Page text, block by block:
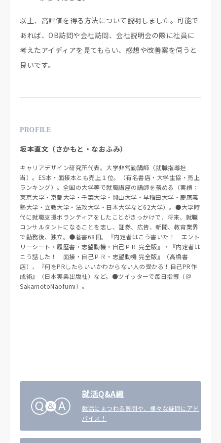
以上、高評価を得る方法について説明しました。可能で
あれば、OB訪問や会社訪問、会社説明会の際に社員に
考えたアイディアを見てもらい、感想や改善案を伺うと
良いです。
PROFILE
坂本直文（さかもと・なおふみ）
キャリアデザイン研究所代表。大学非常勤講師（就職指導担
当）。ES本・面接本とも売上１位。（有名書店・大学生協・売上
ランキング）。全国の大学等で就職講座の講師を務める（実績：
東京大学・京都大学・千葉大学・岡山大学・早稲田大学・慶應義
塾大学・立教大学・法政大学・日本大学など62大学）。●大学時
代に就職支援ボランティアをしたことがきっかけで、将来、就職
コンサルタントになることを志し、証券、広告、新聞、教育業界
で勤務後、独立。●著書68冊。『内定者はこう書いた！ エント
リーシート・履歴書・志望動機・自己ＰＲ 完全版』・『内定者は
こう話した！ 面接・自己ＰＲ・志望動機 完全版』（高橋書
店）、『何をPRしたらいいかわからない人の受かる！自己PR作
成術』（日本実業出版社）など。●ツイッターで毎日指導（＠
SakamotoNaofumi）。
就活Q&A編
就活にまつわる質問や、様々な疑問にアド
バイス！